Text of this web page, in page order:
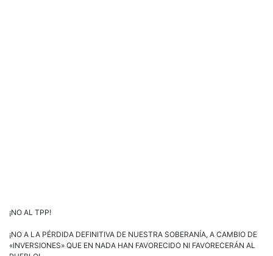
¡NO AL TPP!
¡NO A LA PÉRDIDA DEFINITIVA DE NUESTRA SOBERANÍA, A CAMBIO DE
«INVERSIONES» QUE EN NADA HAN FAVORECIDO NI FAVORECERÁN AL